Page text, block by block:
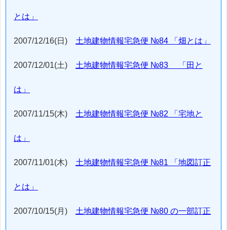
とは」
2007/12/16(日) 土地建物情報宅急便 №84 「畑とは」
2007/12/01(土) 土地建物情報宅急便 №83 「田と
は」
2007/11/15(木) 土地建物情報宅急便 №82 「宅地と
は」
2007/11/01(木) 土地建物情報宅急便 №81 「地図訂正
とは」
2007/10/15(月) 土地建物情報宅急便 №80 の一部訂正